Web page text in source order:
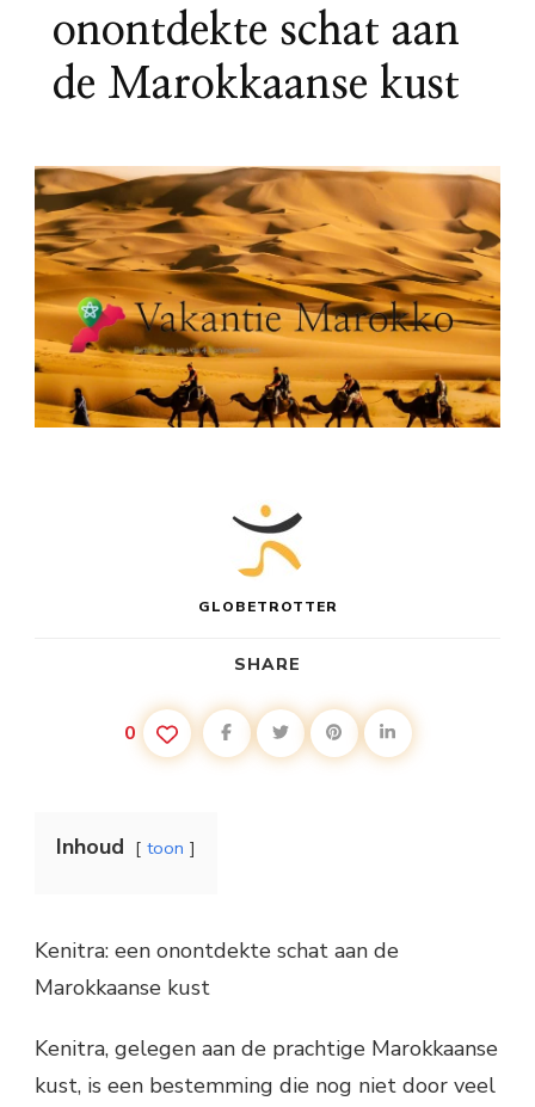
onontdekte schat aan
de Marokkaanse kust
GLOBETROTTER
SHARE
0
Inhoud toon
Kenitra: een onontdekte schat aan de
Marokkaanse kust
Kenitra, gelegen aan de prachtige Marokkaanse
kust, is een bestemming die nog niet door veel